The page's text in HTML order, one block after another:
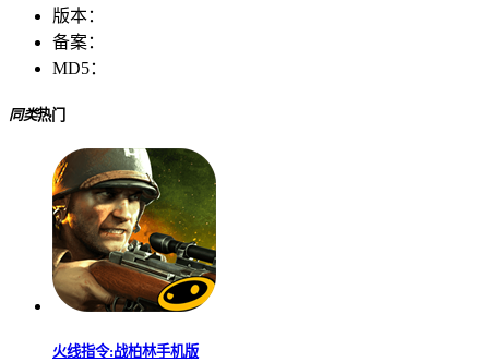
版本：
备案：
MD5：
同类热门
火线指令:战柏林手机版